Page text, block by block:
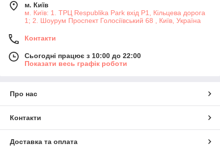
м. Київ
м. Київ: 1. ТРЦ Respublika Park вхід P1, Кільцева дорога
1; 2. Шоурум Проспект Голосіївський 68 , Київ, Україна
Контакти
Сьогодні працює з 10:00 до 22:00
Показати весь графік роботи
Про нас
Контакти
Доставка та оплата